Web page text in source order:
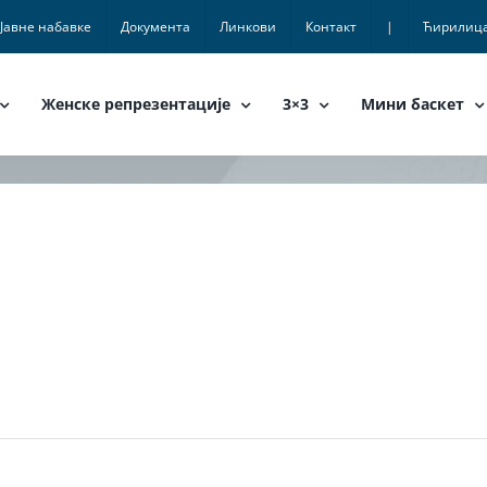
Јавне набавке Документа Линкови Контакт |
Женске репрезентације 3×3 Мини баскет